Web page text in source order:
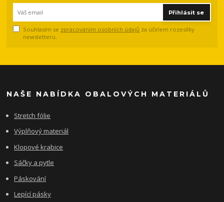
Přihlásit se
Souhlasím se zpracováním osobních údajů za účelem rozesílky
newsletteru.
NAŠE NABÍDKA OBALOVÝCH MATERIÁLŮ
Stretch fólie
Výplňový materiál
Klopové krabice
Sáčky a pytle
Páskování
Lepící pásky